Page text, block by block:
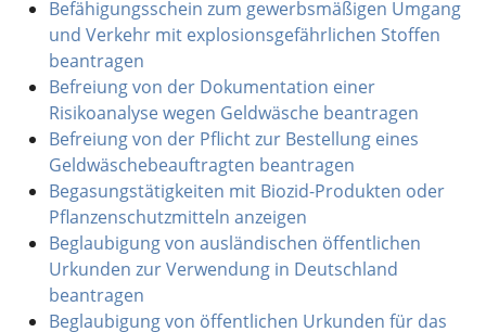
Befähigungsschein zum gewerbsmäßigen Umgang
und Verkehr mit explosionsgefährlichen Stoffen
beantragen
Befreiung von der Dokumentation einer
Risikoanalyse wegen Geldwäsche beantragen
Befreiung von der Pflicht zur Bestellung eines
Geldwäschebeauftragten beantragen
Begasungstätigkeiten mit Biozid-Produkten oder
Pflanzenschutzmitteln anzeigen
Beglaubigung von ausländischen öffentlichen
Urkunden zur Verwendung in Deutschland
beantragen
Beglaubigung von öffentlichen Urkunden für das